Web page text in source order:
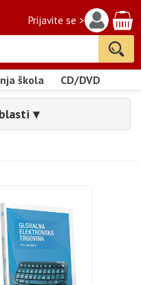
Prijavite se >
škola CD/DVD
▾